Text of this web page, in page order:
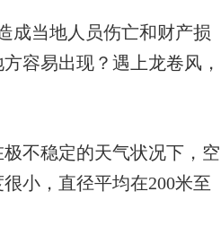
成当地人员伤亡和财产损
容易出现？遇上龙卷风，
不稳定的天气状况下，空
小，直径平均在200米至